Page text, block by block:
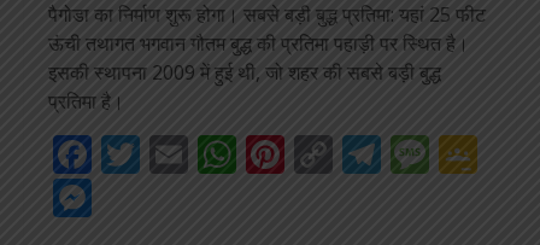
पैगोडा का निर्माण शुरू होगा। सबसे बड़ी बुद्ध प्रतिमा: यहां 25 फीट
ऊंची तथागत भगवान गौतम बुद्ध की प्रतिमा पहाड़ी पर स्थित है।
इसकी स्थापना 2009 में हुई थी, जो शहर की सबसे बड़ी बुद्ध
प्रतिमा है।
Facebook
Twitter
EmailWhatsApp
Pinterest
Copy